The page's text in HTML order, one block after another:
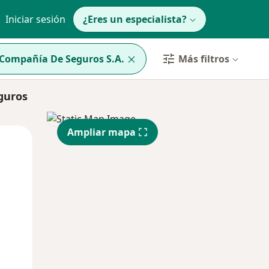
Iniciar sesión ¿Eres un especialista?
De Seguros S.A. Más filtros
Mié Jue
Ampliar mapa